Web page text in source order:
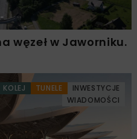
węzeł w Jaworniku.
KOLEJ TUNELE
INWESTYCJE
WIADOMOŚCI